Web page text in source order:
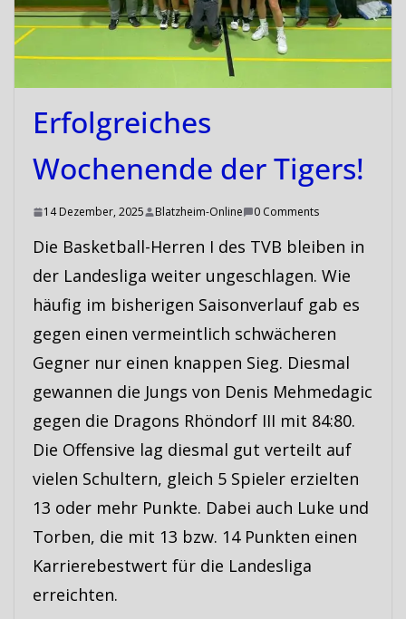
Erfolgreiches
Wochenende der Tigers!
14 Dezember, 2025 Blatzheim-Online 0 Comments
Die Basketball-Herren I des TVB bleiben in
der Landesliga weiter ungeschlagen. Wie
häufig im bisherigen Saisonverlauf gab es
gegen einen vermeintlich schwächeren
Gegner nur einen knappen Sieg. Diesmal
gewannen die Jungs von Denis Mehmedagic
gegen die Dragons Rhöndorf III mit 84:80.
Die Offensive lag diesmal gut verteilt auf
vielen Schultern, gleich 5 Spieler erzielten
13 oder mehr Punkte. Dabei auch Luke und
Torben, die mit 13 bzw. 14 Punkten einen
Karrierebestwert für die Landesliga
erreichten.